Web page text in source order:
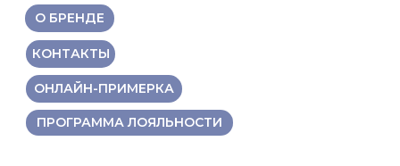
О БРЕНДЕ
КОНТАКТЫ
ОНЛАЙН-ПРИМЕРКА
ПРОГРАММА ЛОЯЛЬНОСТИ